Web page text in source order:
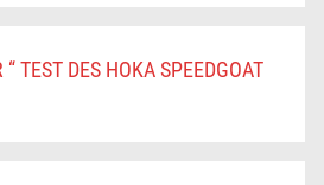
“TEST DES HOKA SPEEDGOAT